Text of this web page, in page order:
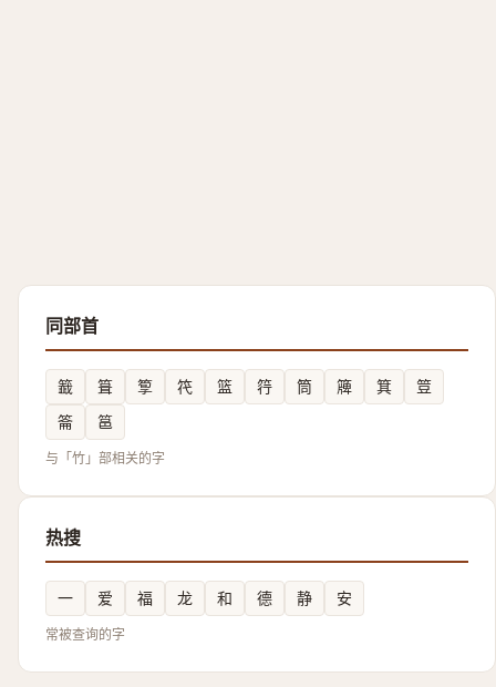
同部首
籖 箿 箰 笩 篮 筕 筒 簰 箕
䇺
䈁
䇼
与「竹」部相关的字
热搜
一 爱 福 龙 和 德 静 安
常被查询的字